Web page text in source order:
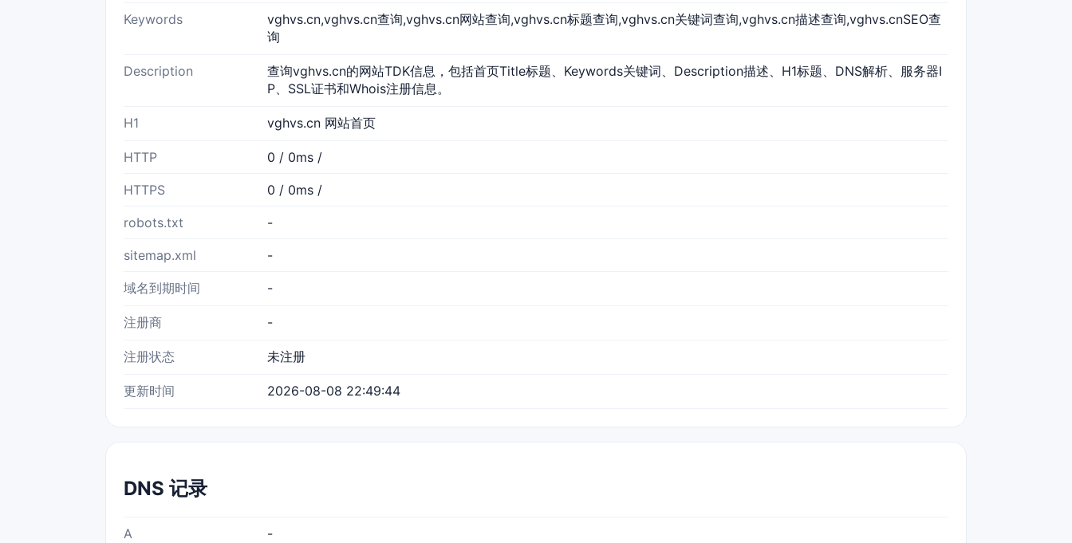
Keywords
vghvs.cn,vghvs.cn查询,vghvs.cn网站查询,vghvs.cn标题查询,vghvs.cn关键词查询,vghvs.cn描述查询,vghvs.cnSEO查
询
Description
查询vghvs.cn的网站TDK信息，包括首页Title标题、Keywords关键词、Description描述、H1标题、DNS解析、服务器I
P、SSL证书和Whois注册信息。
H1 vghvs.cn 网站首页
HTTP 0 / 0ms /
HTTPS 0 / 0ms /
robots.txt -
sitemap.xml -
域名到期时间 -
注册商 -
注册状态 未注册
更新时间 2026-08-08 22:49:44
DNS 记录
A -